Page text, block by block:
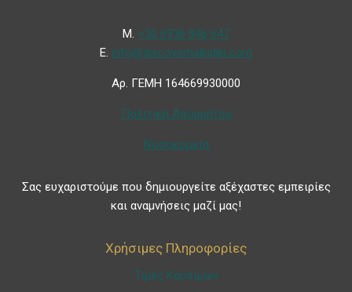
Μ. +30 6936 846 647
Ε. info@discoverhalkidiki.com
Αρ. ΓΕΜΗ 164669930000
Πολιτική Απορρήτου
Νοσοκομεία
Σας ευχαριστούμε που δημιουργείτε αξέχαστες εμπειρίες
και αναμνήσεις μαζί μας!
Χρήσιμες Πληροφορίες
Τιμές Καυσίμων